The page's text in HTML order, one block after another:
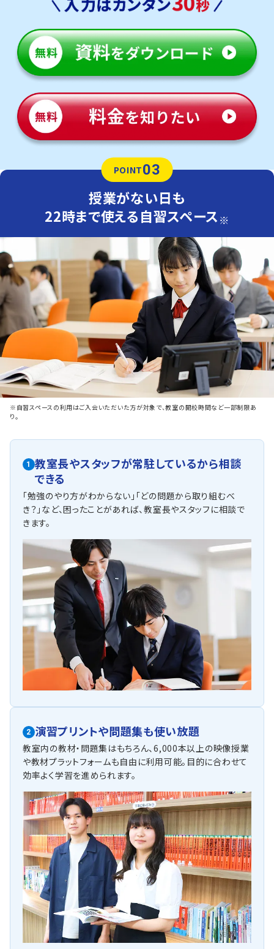
POINT03
授業がない日も
22時まで使える自習スペース ※
※自習スペースの利用はご入会いただいた方が対象で、教室の開校時間など一部制限あ
り。
1
教室長やスタッフが常駐しているから相談
できる
「勉強のやり方がわからない」「どの問題から取り組むべ
き？」など、困ったことがあれば、教室長やスタッフに相談で
きます。
2 演習プリントや問題集も使い放題
教室内の教材・問題集はもちろん、6,000本以上の映像授業
や教材プラットフォームも自由に利用可能。目的に合わせて
効率よく学習を進められます。